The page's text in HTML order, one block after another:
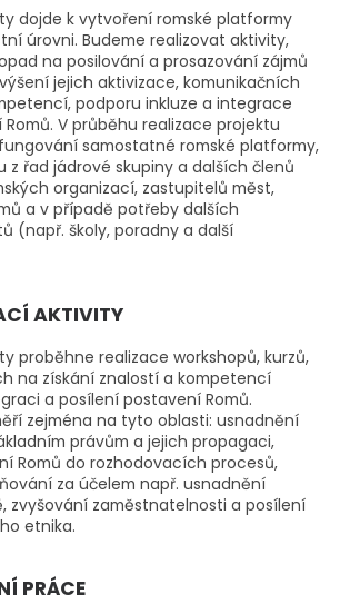
dojde k vytvoření romské platformy
úrovni. Budeme realizovat aktivity,
na posilování a prosazování zájmů
jejich aktivizace, komunikačních
podporu inkluze a integrace
V průběhu realizace projektu
samostatné romské platformy,
z řad jádrové skupiny a dalších členů
organizací, zastupitelů měst,
a v případě potřeby dalších
(např. školy, poradny a další
AKTIVITY
proběhne realizace workshopů, kurzů,
na získání znalostí a kompetencí
a posílení postavení Romů.
zejména na tyto oblasti: usnadnění
právům a jejich propagaci,
Romů do rozhodovacích procesů,
za účelem např. usnadnění
zvyšování zaměstnatelnosti a posílení
etnika.
PRÁCE